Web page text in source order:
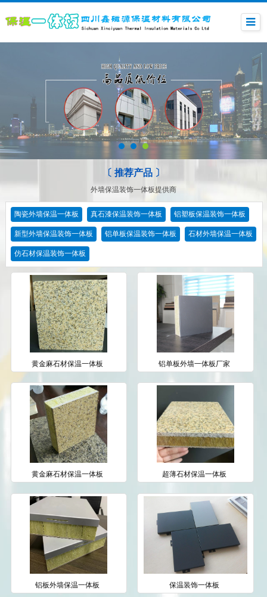
〔 推荐产品 〕
外墙保温装饰一体板提供商
陶瓷外墙保温一体板 真石漆保温装饰一体板 铝塑板保温装饰一体板
新型外墙保温装饰一体板 铝单板保温装饰一体板 石材外墙保温一体板
仿石材保温装饰一体板
黄金麻石材保温一体板 铝单板外墙一体板厂家
黄金麻石材保温一体板 超薄石材保温一体板
铝板外墙保温一体板 保温装饰一体板